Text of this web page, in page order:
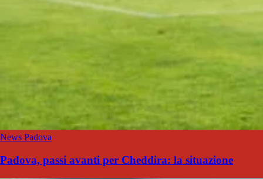
News Padova
Padova, passi avanti per Cheddira: la situazione